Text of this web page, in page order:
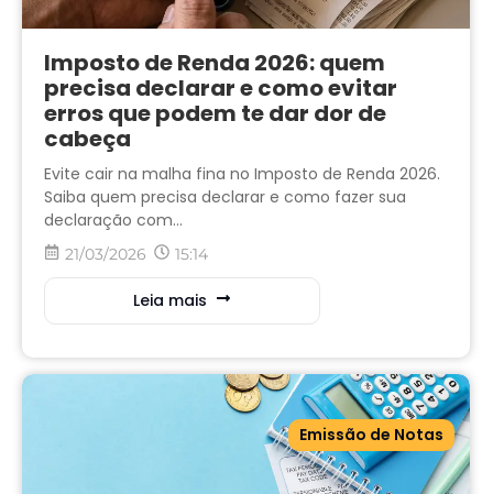
Imposto de Renda 2026: quem
precisa declarar e como evitar
erros que podem te dar dor de
cabeça
Evite cair na malha fina no Imposto de Renda 2026.
Saiba quem precisa declarar e como fazer sua
declaração com...
21/03/2026 15:14
Leia mais
Emissão de Notas